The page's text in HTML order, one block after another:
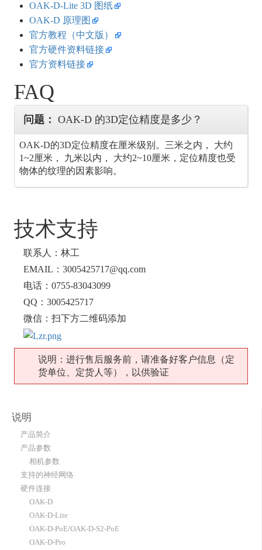
OAK-D-Lite 3D 图纸
OAK-D 原理图
官方教程（中文版）
官方硬件资料链接
官方资料链接
FAQ
问题： OAK-D 的3D定位精度是多少？
OAK-D的3D定位精度在厘米级别。三米之内， 大约
1~2厘米， 九米以内， 大约2~10厘米，定位精度也受
物体的纹理的因素影响。
技术支持
联系人：林工
EMAIL：3005425717@qq.com
电话：0755-83043099
QQ：3005425717
微信：扫下方二维码添加
说明：进行售后服务前，请准备好客户信息（定
货单位、定货人等），以供验证
说明
产品简介
产品参数
相机参数
支持的神经网络
硬件连接
OAK-D
OAK-D-Lite
OAK-D-PoE/OAK-D-S2-PoE
OAK-D-Pro